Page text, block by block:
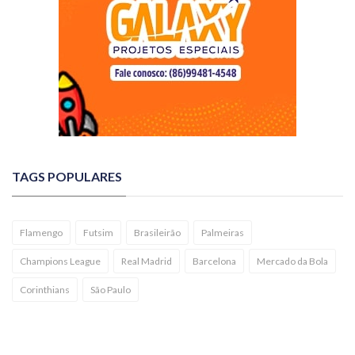
TAGS POPULARES
Flamengo Futsim Brasileirão Palmeiras
Champions League Real Madrid Barcelona Mercado da Bola
Corinthians São Paulo